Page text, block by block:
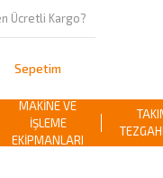
Ücretli Kargo?
Sepetim
MAKİNE VE
İŞLEME
EKİPMANLARI